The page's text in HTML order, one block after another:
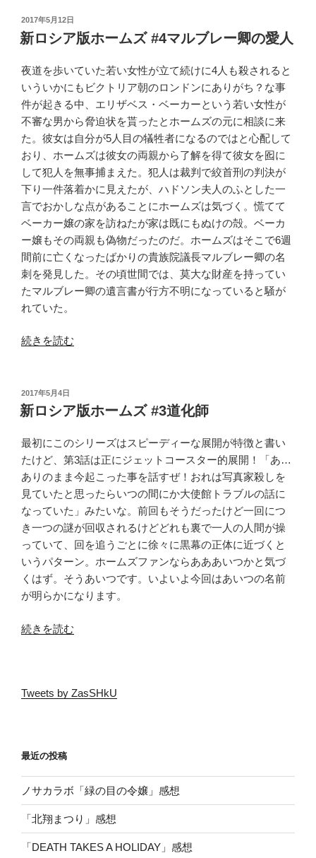
リ
ザ
ー
ト」
は
い
い
ぞ
そ
の
1”
の
投
稿
日:
2017年5月12日
新ロシア版ホームズ #4マルブレー卿の愛人
夜道を歩いていた若い女性が立て続けに4人も殺されると
いういかにもビクトリア朝のロンドンにありがち？な事
件が起きる中、エリザベス・ベーカーという若い女性が
不審な男から脅迫状を貰ったとホームズの元に相談に来
た。彼女は自分が5人目の犠牲者になるのではと心配して
おり、ホームズは彼女の両親から了解を得て彼女を囮に
して犯人を無事捕まえた。犯人は裁判で絞首刑の判決が
下り一件落着かに見えたが、ハドソン夫人のふとした一
言でおかしな点があることにホームズは気づく。慌てて
ベーカー嬢の家を訪ねたが家は既にもぬけの殻。ベーカ
ー嬢もその両親も偽物だったのだ。ホームズはそこで6週
間前に亡くなったばかりの貴族院議長マルブレー卿の名
刺を発見した。その頃世間では、莫大な財産を持ってい
たマルブレー卿の遺言書が行方不明になっていると騒が
れていた。
“新
ア
版
ー
ム
ズ
#4
マ
ル
ブ
レ
ー
卿
愛
続きを読む
投
稿
日:
2017年5月4日
新ロシア版ホームズ #3道化師
最初にこのシリーズはスピーディーな展開が特徴と書い
たけど、第3話は正にジェットコースター的展開！「あ…
ありのまま今起こった事を話すぜ！おれは写真家殺しを
見ていたと思ったらいつの間にか大使館トラブルの話に
なっていた」みたいな。前回もそうだったけど一回につ
き一つの謎が回収されるけどどれも裏で一人の人間が操
っていて、回を追うごとに徐々に黒幕の正体に近づくと
いうパターン。ホームズファンならあああいつかと気づ
くはず。そうあいつです。いよいよ今回はあいつの名前
が明らかになります。
“新
版
ズ
#3
道
化
師”
の
続きを読む
Tweets by ZasSHkU
最近の投稿
ノサカラボ「緑の目の令嬢」感想
「北翔まつり」感想
「DEATH TAKES A HOLIDAY」感想